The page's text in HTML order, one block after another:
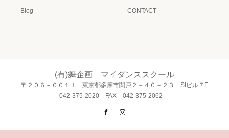
Blog CONTACT
(有)舞企画 マイダンススクール
〒２０６－００１１ 東京都多摩市関戸２－４０－２３ SIビル７F
042-375-2020 FAX 042-375-2062
Facebook